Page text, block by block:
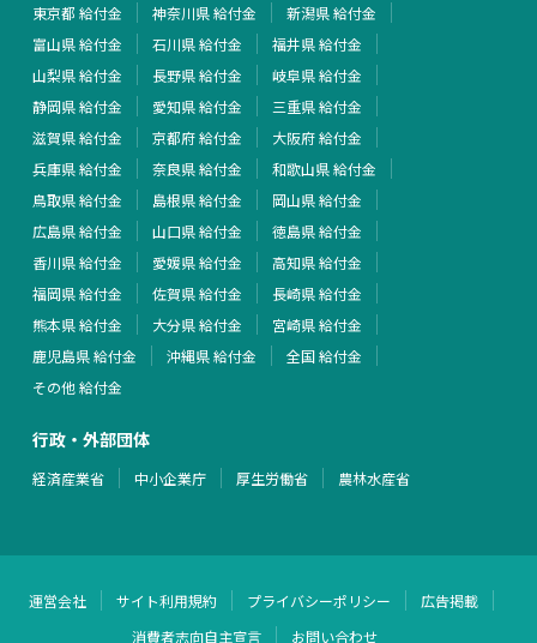
東京都 給付金
神奈川県 給付金
新潟県 給付金
富山県 給付金
石川県 給付金
福井県 給付金
山梨県 給付金
長野県 給付金
岐阜県 給付金
静岡県 給付金
愛知県 給付金
三重県 給付金
滋賀県 給付金
京都府 給付金
大阪府 給付金
兵庫県 給付金
奈良県 給付金
和歌山県 給付金
鳥取県 給付金
島根県 給付金
岡山県 給付金
広島県 給付金
山口県 給付金
徳島県 給付金
香川県 給付金
愛媛県 給付金
高知県 給付金
福岡県 給付金
佐賀県 給付金
長崎県 給付金
熊本県 給付金
大分県 給付金
宮崎県 給付金
鹿児島県 給付金
沖縄県 給付金
全国 給付金
その他 給付金
行政・外部団体
経済産業省 中小企業庁 厚生労働省 農林水産省
運営会社 サイト利用規約 プライバシーポリシー
広告掲載
消費者志向自主宣言
お問い合わせ